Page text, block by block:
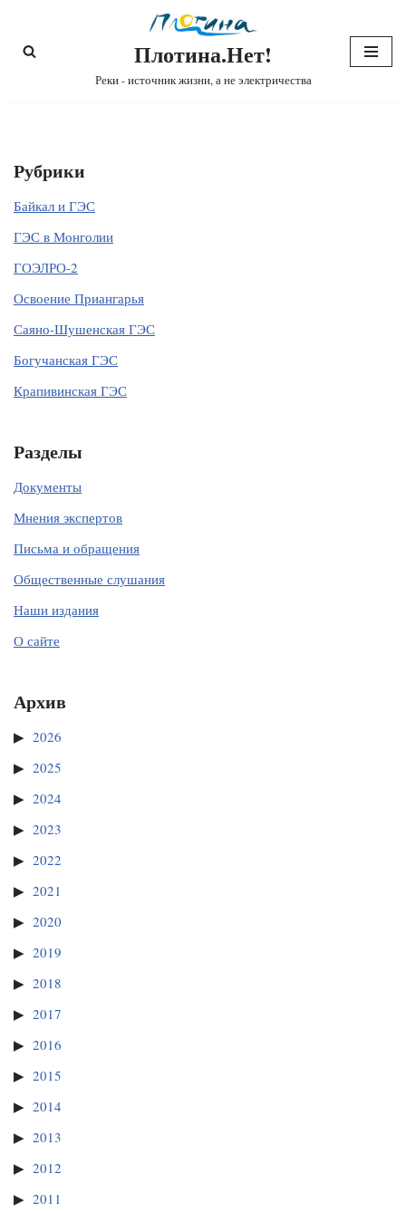
Перейти
Плотина.Нет!
Реки - источник жизни, а не электричества
Рубрики
Байкал и ГЭС
ГЭС в Монголии
ГОЭЛРО-2
Освоение Приангарья
Саяно-Шушенская ГЭС
Богучанская ГЭС
Крапивинская ГЭС
Разделы
Документы
Мнения экспертов
Письма и обращения
Общественные слушания
Наши издания
О сайте
Архив
2026
2025
2024
2023
2022
2021
2020
2019
2018
2017
2016
2015
2014
2013
2012
2011